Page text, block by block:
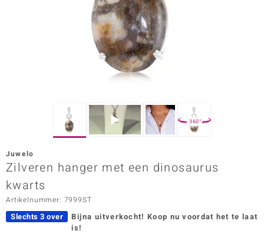
Vogue
360°
Juwelo
Zilveren hanger met een dinosaurus
kwarts
Artikelnummer: 7999ST
Slechts 3 over Bijna uitverkocht! Koop nu voordat het te laat
is!